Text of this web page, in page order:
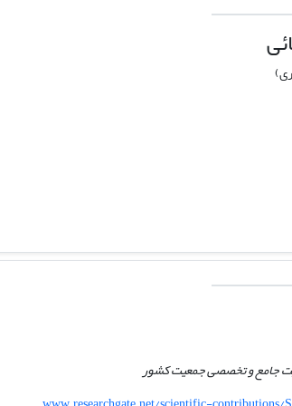
جامع و تخصصی جمعیت کشور